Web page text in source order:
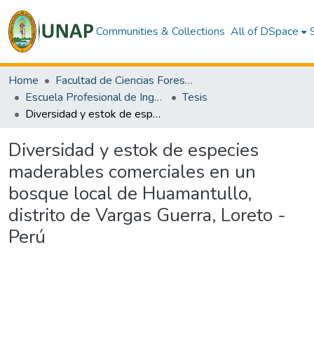
Communities & Collections All of DSpace
Home
Facultad de Ciencias Forestales
Escuela Profesional de Ingeniería en Ecología de Bosques Tropicales
Tesis
Diversidad y estok de especies maderables comerciales en un bosque local de Huamantullo, distrito de Vargas Guerra, Loreto - Perú
Diversidad y estok de especies
maderables comerciales en un
bosque local de Huamantullo,
distrito de Vargas Guerra, Loreto -
Perú